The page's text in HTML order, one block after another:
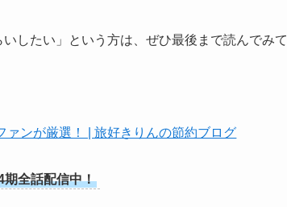
したい」という方は、ぜひ最後まで読んでみて
ンが厳選！ | 旅好きりんの節約ブログ
期全話配信中！